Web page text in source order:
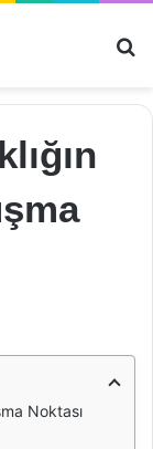
Noktası